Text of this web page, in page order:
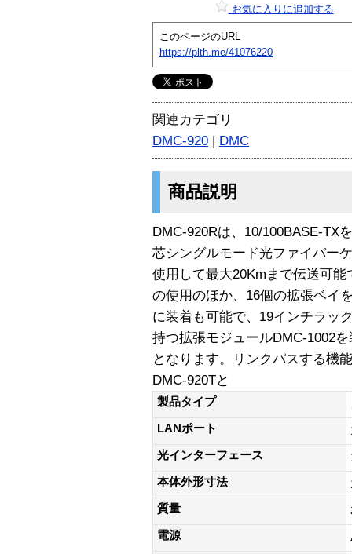
お気に入りに追加する
このページのURL
https://plth.me/41076220
関連カテゴリ
DMC-920 | DMC
商品説明
DMC-920Rは、10/100BASE-TX
芯シングルモード光ファイバー
使用して最大20Kmまで伝送可
の使用のほか、16個の拡張ベイ
に装着も可能で、19インチラッ
持つ拡張モジュールDMC-1002
となります。リンクパスする機
DMC-920Tと
製品タイプ
LANポート
光インターフェース
本体外形寸法
質量
電源